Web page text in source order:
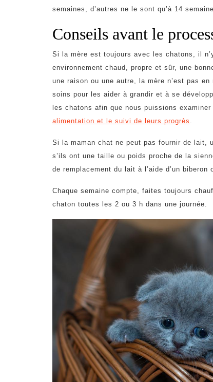
semaines, d’autres ne le sont qu’à 14
Conseils avant le
Si la mère est toujours avec les chatons, il
environnement chaud, propre et sûr, une
une raison ou une autre, la mère n’est pas
soins pour les aider à grandir et à se
les chatons afin que nous puissions
alimentation et le suivi de leurs progrès
Si la maman chat ne peut pas fournir de lait,
s’ils ont une taille ou poids proche de la
de remplacement du lait à l’aide d’un biberon
Chaque semaine compte, faites toujours
chaton toutes les 2 ou 3 h dans une journée.